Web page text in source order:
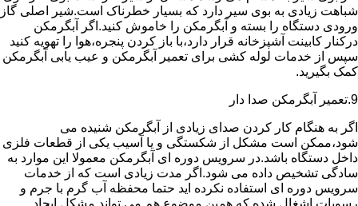
شباهت زیادی به بوی سیر دارد که بسیار خطرناک است.شیر اصلی گاز
ورودی دستگاه را بسته و آبگرمکن را خاموش کنید.اگر آبگرمکن
درکنار کابینت آشپزخانه قرار دارد،با باز کردن پنجره،هوا را تهویه کنید
سپس از خدمات لوله کشی برای تعمیر آبگرمکن و عیب یابی آبگرمکن
کمک بگیرید.
9.تعمیر آبگرمکن صدا دار
اگر به هنگام کار کردن صدای زیادی از آبگرمکن شنیده می
شود،ممکن است مشکل از شکستگی و یا آسیب یکی از قطعات فلزی
داخل دستگاه باشد.در سرویس دوره ای آبگرمکن معمولا این موارد به
سادگی تشخیص داده می شود.اگر مدت زیادی است که از خدمات
سرویس دوره ای استفاده نکرده اید حتما محفظه آب گرم با جرم و